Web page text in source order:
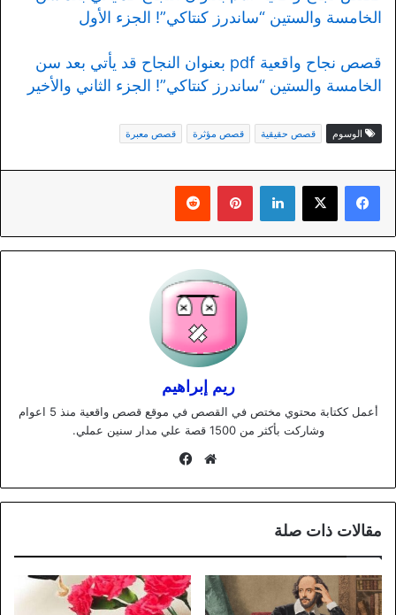
الخامسة والستين “ساندرز كنتاكي”! الجزء الأول
قصص نجاح واقعية pdf بعنوان النجاح قد يأتي بعد سن
الخامسة والستين “ساندرز كنتاكي”! الجزء الثاني والأخير
الوسوم قصص حقيقية قصص مؤثرة قصص معبرة
لينكدإن بينتيريست
ريم إبراهيم
أعمل ككتابة محتوي مختص في القصص في موقع قصص واقعية منذ 5 اعوام
وشاركت بأكثر من 1500 قصة علي مدار سنين عملي.
موقع
مقالات ذات صلة